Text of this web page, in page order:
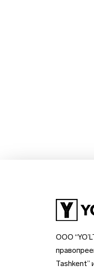
OOO
Tashkent”